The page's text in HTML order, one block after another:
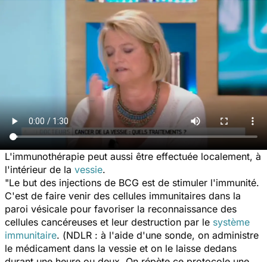
L'immunothérapie peut aussi être effectuée localement, à
l'intérieur de la vessie.
"Le but des injections de BCG est de stimuler l'immunité.
C'est de faire venir des cellules immunitaires dans la
paroi vésicale pour favoriser la reconnaissance des
cellules cancéreuses et leur destruction par le système
immunitaire. (NDLR : à l'aide d'une sonde, on administre
le médicament dans la vessie et on le laisse dedans